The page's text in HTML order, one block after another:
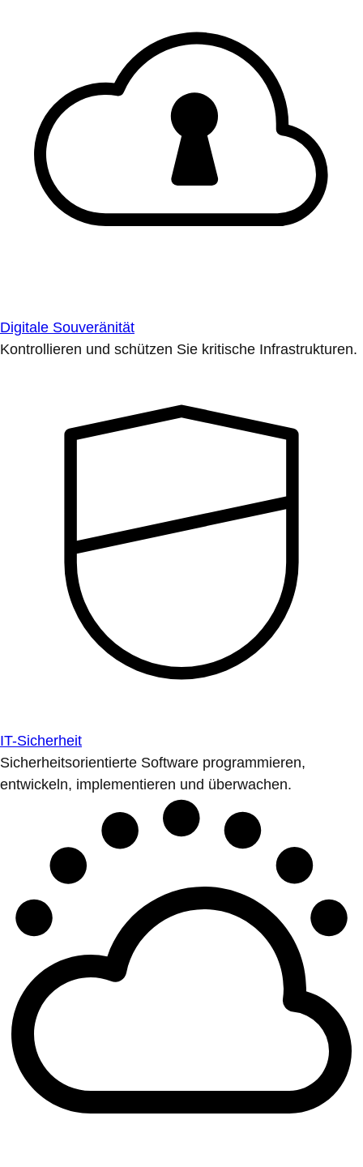
Digitale Souveränität
Kontrollieren und schützen Sie kritische Infrastrukturen.
IT-Sicherheit
Sicherheitsorientierte Software programmieren,
entwickeln, implementieren und überwachen.